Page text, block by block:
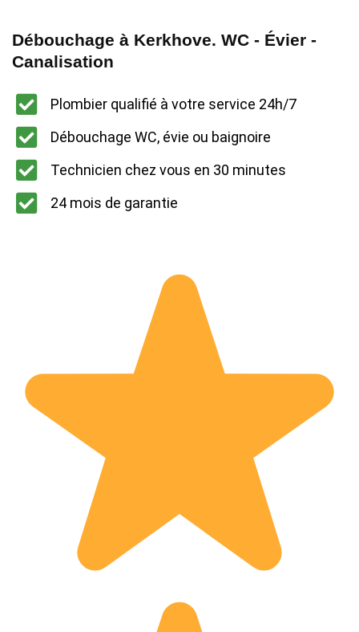
Débouchage à Kerkhove. WC - Évier -
Canalisation
Plombier qualifié à votre service 24h/7
Débouchage WC, évie ou baignoire
Technicien chez vous en 30 minutes
24 mois de garantie